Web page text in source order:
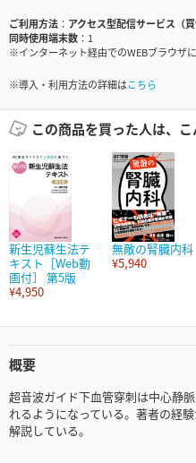
ご利用方法
アクセス型配信サービス（買
同時使用端末数
1
※インターネット経由でのWEBブラウザ
※導入・利用方法の詳細はこちら
この商品を買った人は、こ
新生児蘇生法テ
キスト［Web動
画付］ 第5版
¥4,950
無敵の腎臓内科
¥5,940
概要
超音波ガイド下血管穿刺は中心静
れるようになっている。著者の経
解説している。